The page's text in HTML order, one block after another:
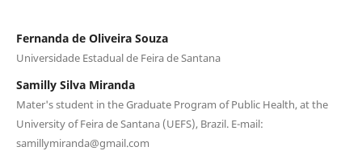
Fernanda de Oliveira Souza
Universidade Estadual de Feira de Santana
Samilly Silva Miranda
Mater's student in the Graduate Program of Public Health, at the
University of Feira de Santana (UEFS), Brazil. E-mail:
samillymiranda@gmail.com